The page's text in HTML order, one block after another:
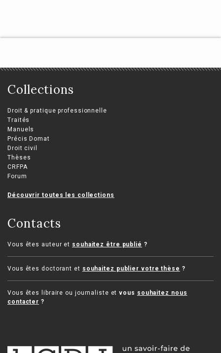
Collections
Droit & pratique professionnelle
Traités
Manuels
Précis Domat
Droit civil
Thèses
CRFPA
Forum
Découvrir toutes les collections
Contacts
Vous êtes auteur et souhaitez être publié ?
Vous êtes doctorant et souhaitez publier votre thèse ?
Vous êtes libraire ou journaliste etvous souhaitez nous
contacter ?